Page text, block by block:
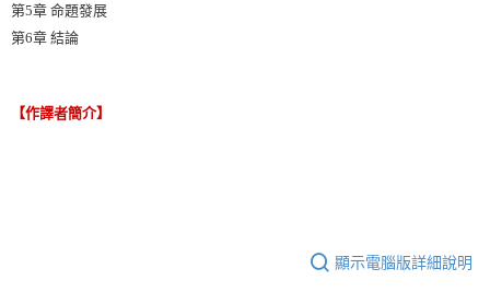
第5章 命題發展
第6章 結論
【作譯者簡介】
顯示電腦版詳細說明